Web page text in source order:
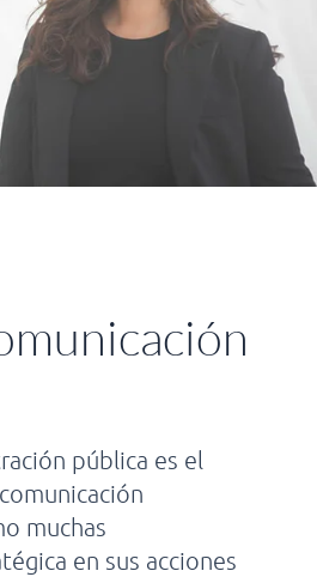
pública es el
muchas
en sus acciones